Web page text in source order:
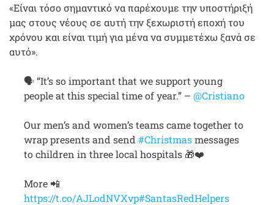
«Είναι τόσο σημαντικό να παρέχουμε την υποστήριξή
μας στους νέους σε αυτή την ξεχωριστή εποχή του
χρόνου και είναι τιμή για μένα να συμμετέχω ξανά σε
αυτό».
🗣️ “It’s so important that we support young
people at this special time of year.” – @Cristiano
Our men’s and women’s teams came together to
wrap presents and send #Christmasmessages
to children in three local hospitals 🎁❤️
More 📲
https://t.co/AJLodNVXvp#SantasRedHelpers